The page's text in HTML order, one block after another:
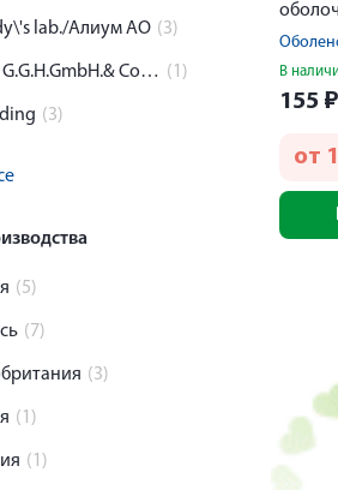
lab./Алиум АО (3)
Emsold G.G.H.GmbH.& Co KG (1)
(3)
(5)
(7)
(3)
(1)
(1)
В
155 ₽
от